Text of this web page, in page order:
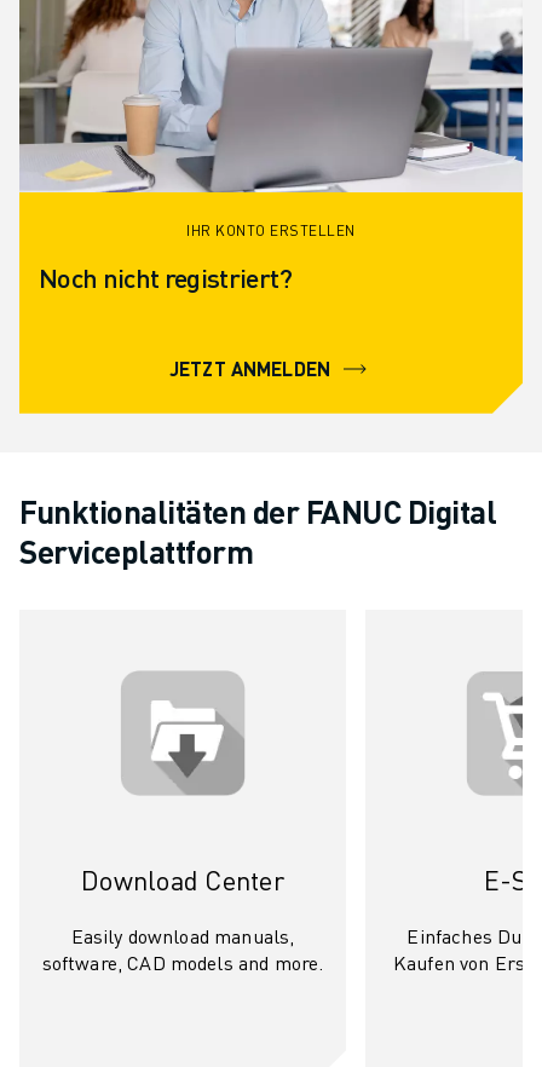
IHR KONTO ERSTELLEN
Noch nicht registriert?
JETZT ANMELDEN
Funktionalitäten der FANUC Digital
Serviceplattform
Download Center
Easily download manuals,
software, CAD models and more.
E-
Einfaches
Kaufen von